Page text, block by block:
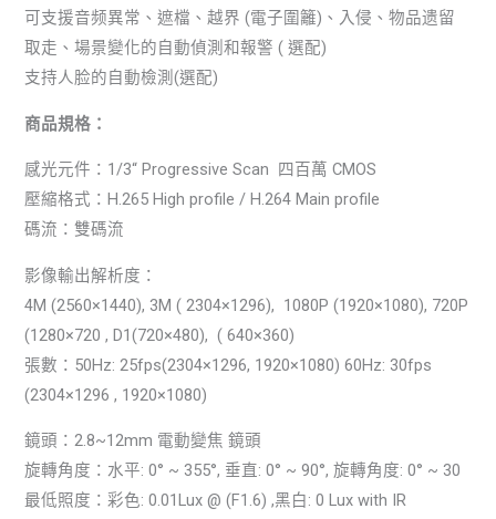
可支援音频異常、遮檔、越界 (電子圍籬)、入侵、物品遗留
取走、場景變化的自動偵測和報警 ( 選配)
支持人脸的自動檢測(選配)
商品規格：
感光元件：1/3“ Progressive Scan 四百萬 CMOS
壓縮格式：H.265 High profile / H.264 Main profile
碼流：雙碼流
影像輸出解析度：
4M (2560×1440), 3M ( 2304×1296), 1080P (1920×1080), 720P
(1280×720 , D1(720×480), ( 640×360)
張數：50Hz: 25fps(2304×1296, 1920×1080) 60Hz: 30fps
(2304×1296 , 1920×1080)
鏡頭：2.8~12mm 電動變焦 鏡頭
旋轉角度：水平: 0° ~ 355°, 垂直: 0° ~ 90°, 旋轉角度: 0° ~ 30
最低照度：彩色: 0.01Lux @ (F1.6) ,黑白: 0 Lux with IR